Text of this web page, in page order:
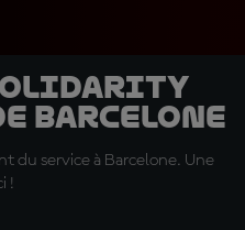
Solidarity
Barcelone
du service à Barcelone. Une
!